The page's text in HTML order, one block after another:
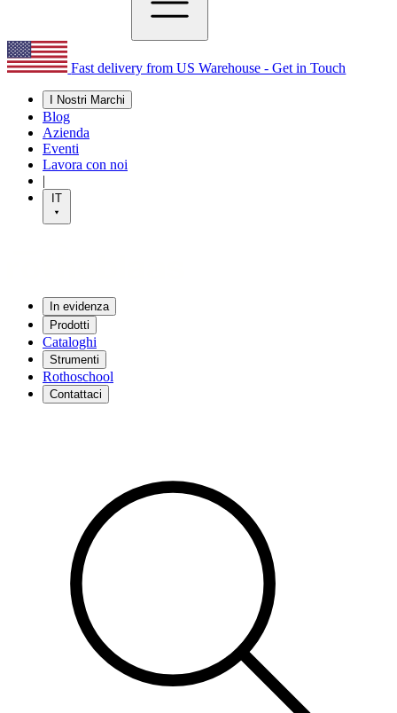
Fast delivery from US Warehouse - Get in Touch
I Nostri Marchi
Blog
Azienda
Eventi
Lavora con noi
|
IT
In evidenza
Prodotti
Cataloghi
Strumenti
Rothoschool
Contattaci